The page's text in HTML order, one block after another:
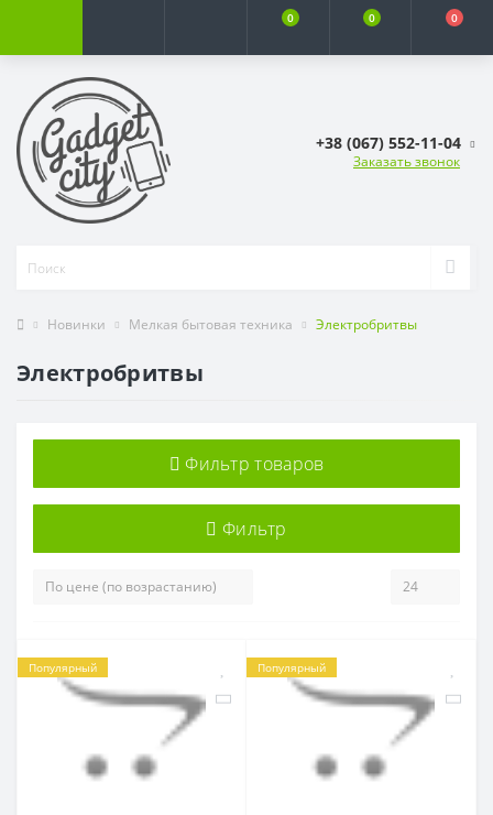
0 0 0
+38 (067) 552-11-04
Заказать звонок
Новинки Мелкая бытовая техника Электробритвы
Электробритвы
Фильтр товаров
Фильтр
Популярный Популярный